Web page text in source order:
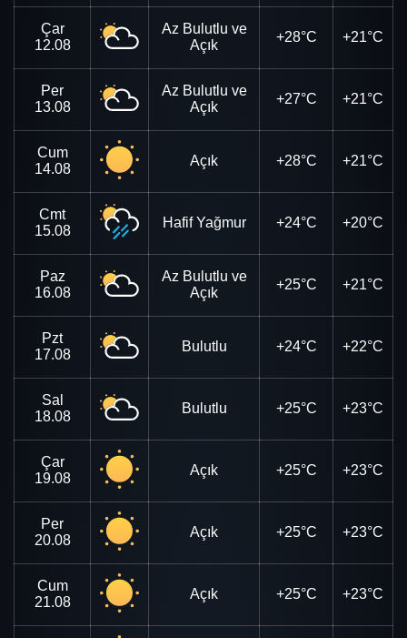
Çar
12.08
Az Bulutlu ve
Açık
+28°C +21°C
Per
13.08
Az Bulutlu ve
Açık
+27°C +21°C
Cum
14.08
Açık +28°C +21°C
Cmt
15.08
Hafif Yağmur +24°C +20°C
Paz
16.08
Az Bulutlu ve
Açık
+25°C +21°C
Pzt
17.08
Bulutlu +24°C +22°C
Sal
18.08
Bulutlu +25°C +23°C
Çar
19.08
Açık +25°C +23°C
Per
20.08
Açık +25°C +23°C
Cum
21.08
Açık +25°C +23°C